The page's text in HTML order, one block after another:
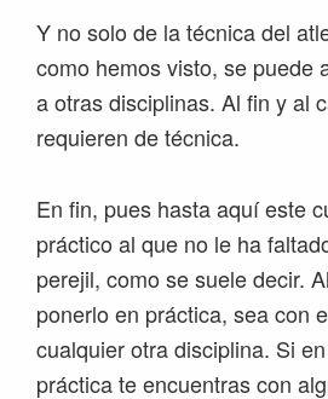
Y no solo de la técnica del
como hemos visto, se puede
a otras disciplinas. Al fin y al
requieren de técnica.
En fin, pues hasta aquí este
práctico al que no le ha
perejil, como se suele decir.
ponerlo en práctica, sea con
cualquier otra disciplina. Si
práctica te encuentras con